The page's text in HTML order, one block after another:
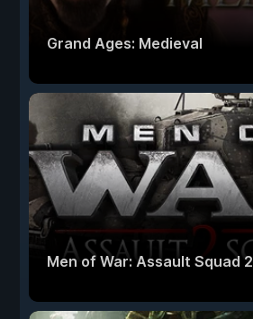
Grand Ages: Medieval
Men of War: Assault Squad 2